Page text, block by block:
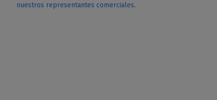
nuestros representantes comerciales.